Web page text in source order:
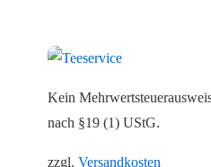
Kein
nach §19 (1) UStG.
zzgl. Versandkosten